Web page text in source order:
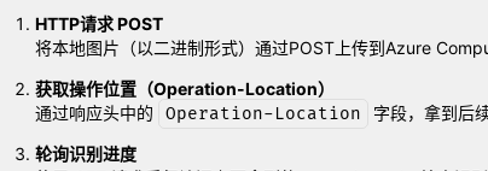
HTTP请求 POST
将本地图片（以二进制形式）通过POST上传到Azure
获取操作位置（Operation-Location）
通过响应头中的
Operation-Location
字段，拿到后
轮询识别进度